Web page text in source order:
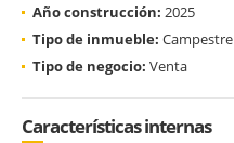
Año construcción: 2025
Tipo de inmueble: Campestre
Tipo de negocio: Venta
Características internas